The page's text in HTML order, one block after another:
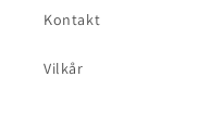
Kontakt
Vilkår